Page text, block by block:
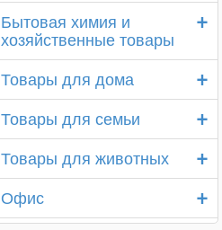
+
Бытовая химия и
хозяйственные товары
+
Товары для дома
+
Товары для семьи
+
Товары для животных
+
Офис